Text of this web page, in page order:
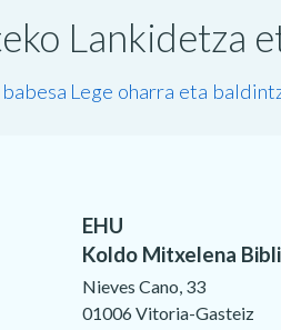
Lankidetza
Lege oharra eta
EHU
Koldo Mitxelena
Nieves Cano, 33
01006 Vitoria-Gasteiz